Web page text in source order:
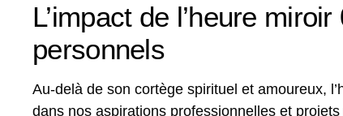
L’impact de l’heure
personnels
Au-delà de son cortège spirituel et amoureux,
dans nos aspirations professionnelles et